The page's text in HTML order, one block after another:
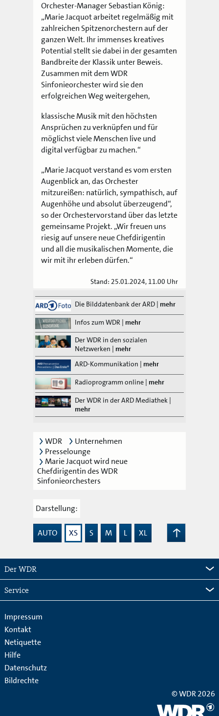
Orchester-Manager Sebastian König:
„Marie Jacquot arbeitet regelmäßig mit
zahlreichen Spitzenorchestern auf der
ganzen Welt. Ihr immenses kreatives
Potential stellt sie dabei in der gesamten
Bandbreite der Klassik unter Beweis.
Zusammen mit dem WDR
Sinfonieorchester wird sie den
erfolgreichen Weg weitergehen,
klassische Musik mit den höchsten
Ansprüchen zu verknüpfen und für
möglichst viele Menschen live und
digital verfügbar zu machen.“
„Marie Jacquot verstand es vom ersten
Augenblick an, das Orchester
mitzureißen: natürlich, sympathisch, auf
Augenhöhe und absolut überzeugend“,
so der Orchestervorstand über das letzte
gemeinsame Projekt. „Wir freuen uns
riesig auf unsere neue Chefdirigentin
und all die musikalischen Momente, die
wir mit ihr erleben dürfen.“
Stand: 25.01.2024, 11.00 Uhr
Die Bilddatenbank der ARD | mehr
Infos zum WDR | mehr
Der WDR in den sozialen
Netzwerken | mehr
ARD-Kommunikation | mehr
Radioprogramm online | mehr
Der WDR in der ARD Mediathek |
mehr
WDR
Unternehmen
Presselounge
Marie Jacquot wird neue
Chefdirigentin des WDR
Sinfonieorchesters
Darstellung:
AUTO XS S M L
XL
Zum
Der WDR
Service
Impressum
Kontakt
Netiquette
Hilfe
Datenschutz
Bildrechte
© WDR 2026